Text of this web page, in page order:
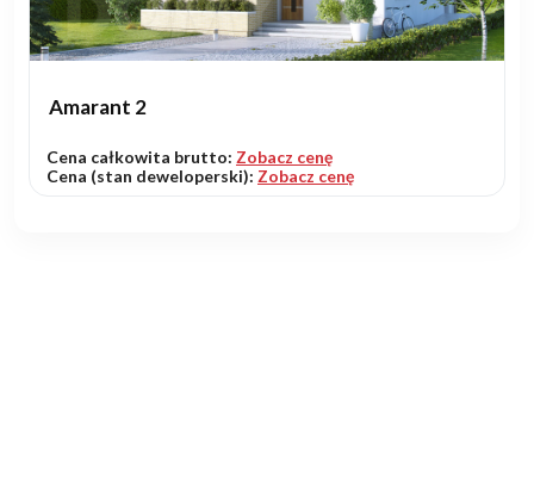
Amarant 2
Cena całkowita brutto: Zobacz cenę
Cena (stan deweloperski): Zobacz cenę